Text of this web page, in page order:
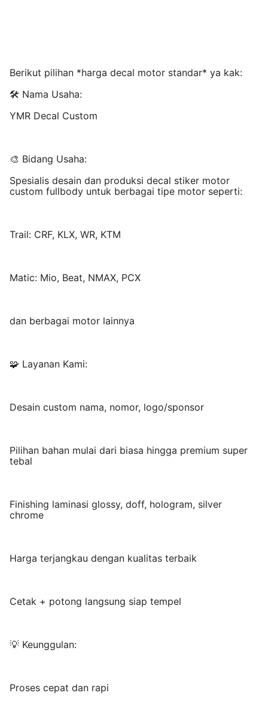
Berikut pilihan *harga decal motor standar* ya kak:
🛠️ Nama Usaha:
YMR Decal Custom
🎨 Bidang Usaha:
Spesialis desain dan produksi decal stiker motor
custom fullbody untuk berbagai tipe motor seperti:
Trail: CRF, KLX, WR, KTM
Matic: Mio, Beat, NMAX, PCX
dan berbagai motor lainnya
🧩 Layanan Kami:
Desain custom nama, nomor, logo/sponsor
Pilihan bahan mulai dari biasa hingga premium super
tebal
Finishing laminasi glossy, doff, hologram, silver
chrome
Harga terjangkau dengan kualitas terbaik
Cetak + potong langsung siap tempel
💡 Keunggulan:
Proses cepat dan rapi